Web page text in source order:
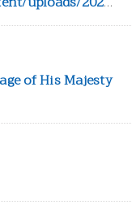
of His Majesty